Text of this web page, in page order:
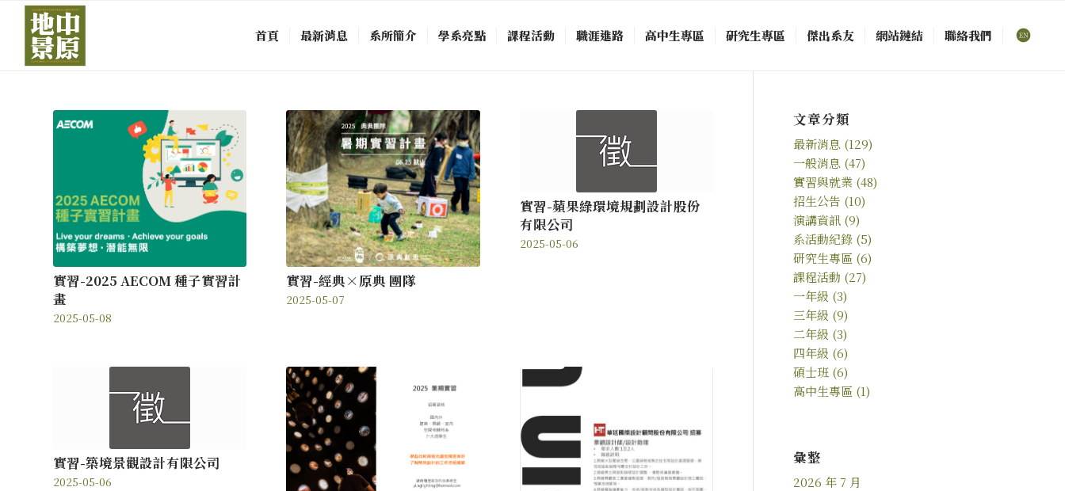
首頁 最新消息 系所簡介 學系亮點 課程活動 職涯進路 高中生專區 研究生專區 傑出系友 網站鏈結 聯絡我們
實習-2025 AECOM 種子實習計
畫
2025-05-08
實習-經典×原典 團隊
2025-05-07
實習-蘋果綠環境規劃設計股份
有限公司
2025-05-06
實習-築境景觀設計有限公司
2025-05-06
文章分類
最新消息 (129)
一般消息 (47)
實習與就業 (48)
招生公告 (10)
演講資訊 (9)
系活動紀錄 (5)
研究生專區 (6)
課程活動 (27)
一年級 (3)
三年級 (9)
二年級 (3)
四年級 (6)
碩士班 (6)
高中生專區 (1)
彙整
2026 年 7 月